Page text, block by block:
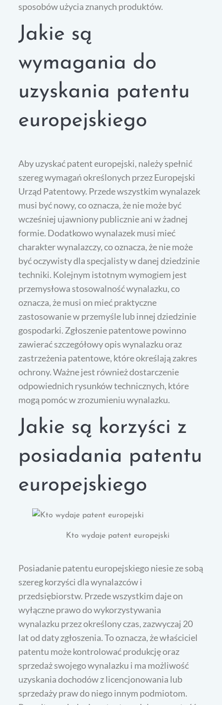
sposobów użycia znanych produktów.
Jakie są
wymagania do
uzyskania patentu
europejskiego
Aby uzyskać patent europejski, należy spełnić
szereg wymagań określonych przez Europejski
Urząd Patentowy. Przede wszystkim wynalazek
musi być nowy, co oznacza, że nie może być
wcześniej ujawniony publicznie ani w żadnej
formie. Dodatkowo wynalazek musi mieć
charakter wynalazczy, co oznacza, że nie może
być oczywisty dla specjalisty w danej dziedzinie
techniki. Kolejnym istotnym wymogiem jest
przemysłowa stosowalność wynalazku, co
oznacza, że musi on mieć praktyczne
zastosowanie w przemyśle lub innej dziedzinie
gospodarki. Zgłoszenie patentowe powinno
zawierać szczegółowy opis wynalazku oraz
zastrzeżenia patentowe, które określają zakres
ochrony. Ważne jest również dostarczenie
odpowiednich rysunków technicznych, które
mogą pomóc w zrozumieniu wynalazku.
Jakie są korzyści z
posiadania patentu
europejskiego
Kto wydaje patent europejski
Posiadanie patentu europejskiego niesie ze sobą
szereg korzyści dla wynalazców i
przedsiębiorstw. Przede wszystkim daje on
wyłączne prawo do wykorzystywania
wynalazku przez określony czas, zazwyczaj 20
lat od daty zgłoszenia. To oznacza, że właściciel
patentu może kontrolować produkcję oraz
sprzedaż swojego wynalazku i ma możliwość
uzyskania dochodów z licencjonowania lub
sprzedaży praw do niego innym podmiotom.